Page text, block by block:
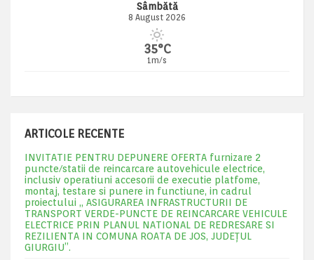
Sâmbătă
8 August 2026
35°C
1m/s
ARTICOLE RECENTE
INVITATIE PENTRU DEPUNERE OFERTA furnizare 2
puncte/statii de reincarcare autovehicule electrice,
inclusiv operatiuni accesorii de executie platfome,
montaj, testare si punere in functiune, in cadrul
proiectului „ ASIGURAREA INFRASTRUCTURII DE
TRANSPORT VERDE-PUNCTE DE REINCARCARE VEHICULE
ELECTRICE PRIN PLANUL NATIONAL DE REDRESARE SI
REZILIENTA IN COMUNA ROATA DE JOS, JUDEŢUL
GIURGIU”.